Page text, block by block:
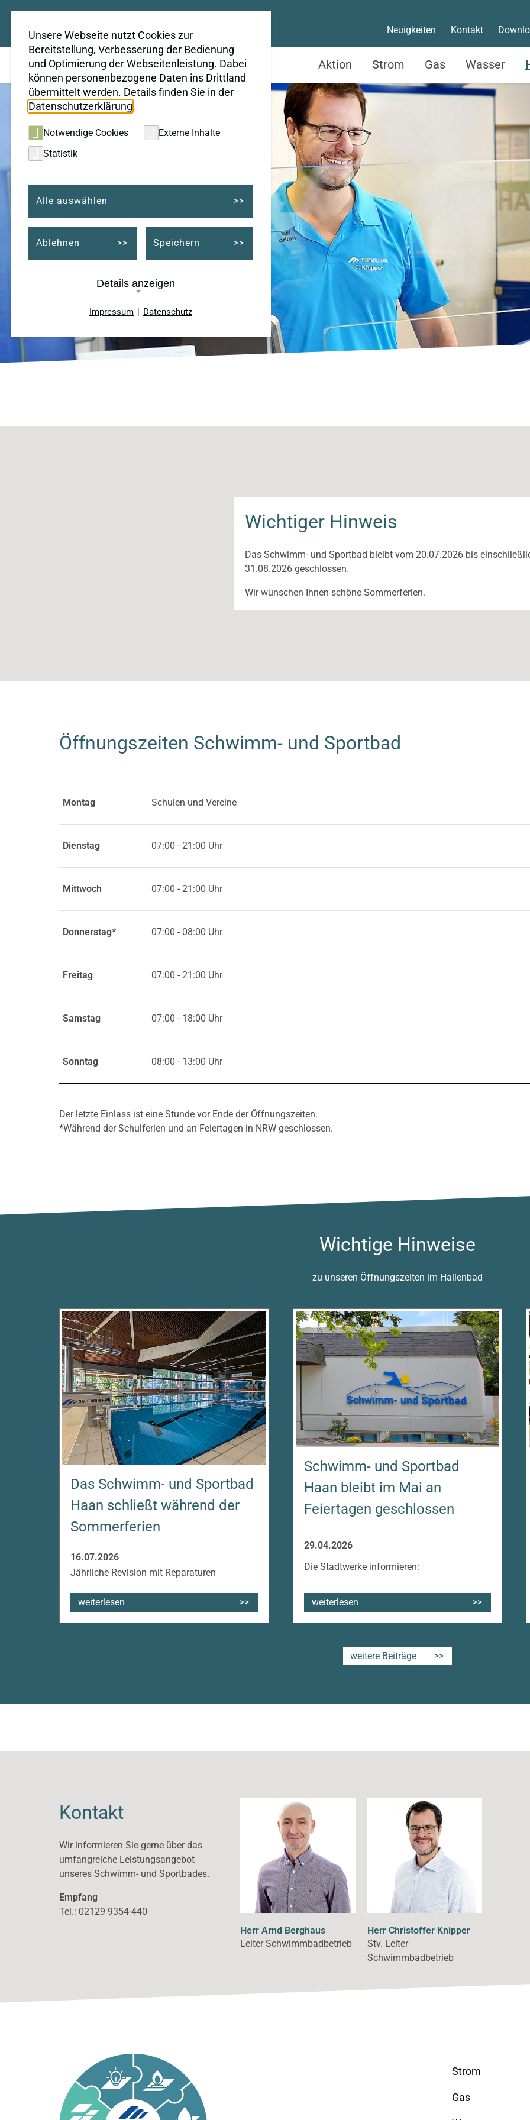
Neuigkeiten Kontakt
Aktion Strom Gas Wasser
Sieben Tage die Woche
für Sie geöffnet!
Wichtiger Hinweis
Das Schwimm- und Sportbad bleibt vom 20.07.2026 bis
31.08.2026 geschlossen.
Wir wünschen Ihnen schöne Sommerferien.
Öffnungszeiten Schwimm- und Sportbad
Montag Schulen und Vereine
Dienstag 07:00 - 21:00 Uhr
Mittwoch 07:00 - 21:00 Uhr
Donnerstag* 07:00 - 08:00 Uhr
Freitag 07:00 - 21:00 Uhr
Samstag 07:00 - 18:00 Uhr
Sonntag 08:00 - 13:00 Uhr
Der letzte Einlass ist eine Stunde vor Ende der Öffnungszeiten.
*Während der Schulferien und an Feiertagen in NRW geschlossen.
Wichtige Hinweise
zu unseren Öffnungszeiten im Hallenbad
Das Schwimm- und Sportbad
Haan schließt während der
Sommerferien
16.07.2026
Jährliche Revision mit Reparaturen
weiterlesen
Schwimm- und Sportbad
Haan bleibt im Mai an
Feiertagen geschlossen
29.04.2026
Die Stadtwerke informieren:
weiterlesen
weitere Beiträge
Kontakt
Wir informieren Sie gerne über das
umfangreiche Leistungsangebot
unseres Schwimm- und Sportbades.
Empfang
Tel.: 02129 9354-440
Herr Arnd Berghaus
Leiter Schwimmbadbetrieb
Herr Christoffer Knipper
Stv. Leiter
Schwimmbadbetrieb
Strom
Gas
Unsere Webseite nutzt Cookies zur
Bereitstellung, Verbesserung der Bedienung
und Optimierung der Webseitenleistung. Dabei
können personenbezogene Daten ins Drittland
übermittelt werden. Details finden Sie in der
Datenschutzerklärung.
Notwendige Cookies
Externe Inhalte
Statistik
Alle auswählen
Ablehnen Speichern
Details anzeigen
Cookie Consent
2 Jahre
Google Tag Manager
Anbieter:
Google
Impressum | Datenschutz